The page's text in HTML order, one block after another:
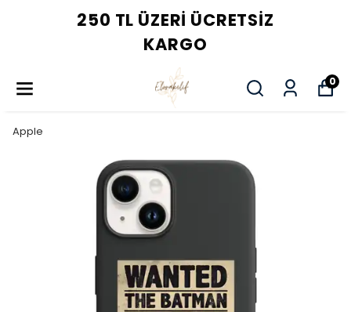
250 TL ÜZERI ÜCRETSIZ
KARGO
0
Apple